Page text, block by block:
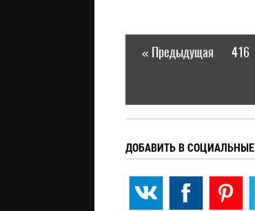
« Предыдущая 416
ДОБАВИТЬ В СОЦИАЛЬНЫЕ